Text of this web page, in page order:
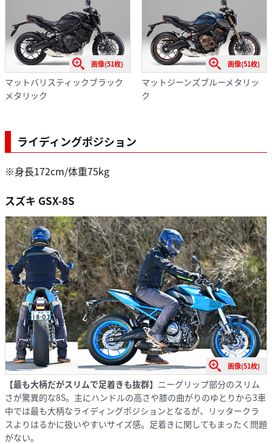
画像(51枚)
マットバリスティックブラック
メタリック
画像(51枚)
マットジーンズブルーメタリッ
ク
ライディングポジション
※身長172cm/体重75kg
スズキ GSX-8S
画像(51枚)
【最も大柄だがスリムで足着きも抜群】 ニーグリップ部分のスリム
さが驚異的な8S。主にハンドルの高さや膝の曲がりのゆとりから3車
中では最も大柄なライディングポジションとなるが、リッタークラ
スよりはるかに扱いやすいサイズ感。足着きに関してもまったく問題
がない。